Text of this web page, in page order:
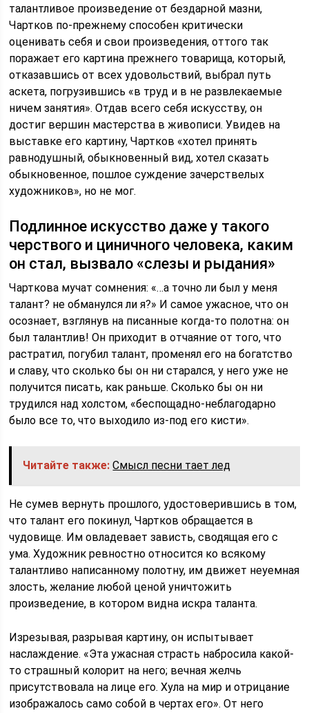
талантливое произведение от бездарной мазни,
Чартков по-прежнему способен критически
оценивать себя и свои произведения, оттого так
поражает его картина прежнего товарища, который,
отказавшись от всех удовольствий, выбрал путь
аскета, погрузившись «в труд и в не развлекаемые
ничем занятия». Отдав всего себя искусству, он
достиг вершин мастерства в живописи. Увидев на
выставке его картину, Чартков «хотел принять
равнодушный, обыкновенный вид, хотел сказать
обыкновенное, пошлое суждение зачерствелых
художников», но не мог.
Подлинное искусство даже у такого
черствого и циничного человека, каким
он стал, вызвало «слезы и рыдания»
Чарткова мучат сомнения: «…а точно ли был у меня
талант? не обманулся ли я?» И самое ужасное, что он
осознает, взглянув на писанные когда-то полотна: он
был талантлив! Он приходит в отчаяние от того, что
растратил, погубил талант, променял его на богатство
и славу, что сколько бы он ни старался, у него уже не
получится писать, как раньше. Сколько бы он ни
трудился над холстом, «беспощадно-неблагодарно
было все то, что выходило из-под его кисти».
Читайте также: Смысл песни тает лед
Не сумев вернуть прошлого, удостоверившись в том,
что талант его покинул, Чартков обращается в
чудовище. Им овладевает зависть, сводящая его с
ума. Художник ревностно относится ко всякому
талантливо написанному полотну, им движет неуемная
злость, желание любой ценой уничтожить
произведение, в котором видна искра таланта.
Изрезывая, разрывая картину, он испытывает
наслаждение. «Эта ужасная страсть набросила какой-
то страшный колорит на него; вечная желчь
присутствовала на лице его. Хула на мир и отрицание
изображалось само собой в чертах его». От него